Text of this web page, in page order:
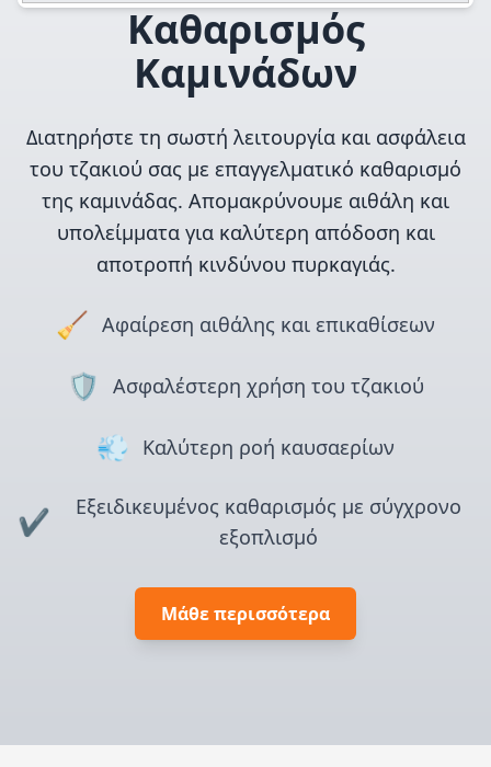
Καθαρισμός
Καμινάδων
Διατηρήστε τη σωστή λειτουργία και ασφάλεια
του τζακιού σας με επαγγελματικό καθαρισμό
της καμινάδας. Απομακρύνουμε αιθάλη και
υπολείμματα για καλύτερη απόδοση και
αποτροπή κινδύνου πυρκαγιάς.
🧹 Αφαίρεση αιθάλης και επικαθίσεων
🛡️ Ασφαλέστερη χρήση του τζακιού
💨 Καλύτερη ροή καυσαερίων
✔️
Εξειδικευμένος καθαρισμός με σύγχρονο
εξοπλισμό
Μάθε περισσότερα